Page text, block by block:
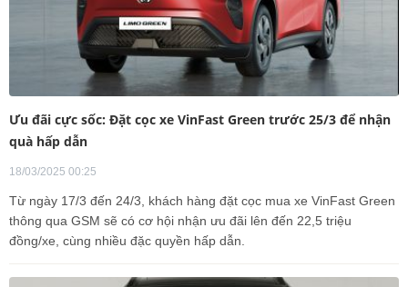
Ưu đãi cực sốc: Đặt cọc xe VinFast Green trước 25/3 để nhận
quà hấp dẫn
18/03/2025 00:25
Từ ngày 17/3 đến 24/3, khách hàng đặt cọc mua xe VinFast Green
thông qua GSM sẽ có cơ hội nhận ưu đãi lên đến 22,5 triệu
đồng/xe, cùng nhiều đặc quyền hấp dẫn.